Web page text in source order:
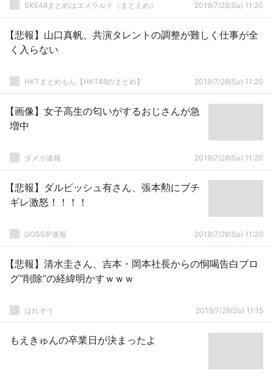
SKE48まとめはエメラルド（まとえめ） 2019/7/28(Su) 11:20
【悲報】山口真帆、共演タレントの調整が難しく仕事が全
く入らない
HKTまとめもん【HKT48のまとめ】 2019/7/28(Su) 11:20
【画像】女子高生の匂いがするおじさんが急
増中
ダメポ速報 2019/7/28(Su) 11:20
【悲報】ダルビッシュ有さん、張本勲にブチ
ギレ激怒！！！！
GOSSIP速報 2019/7/28(Su) 11:20
【悲報】清水圭さん、吉本・岡本社長からの恫喝告白ブロ
グ“削除”の経緯明かすｗｗｗ
はれぞう 2019/7/28(Su) 11:15
もえきゅんの卒業日が決まったよ